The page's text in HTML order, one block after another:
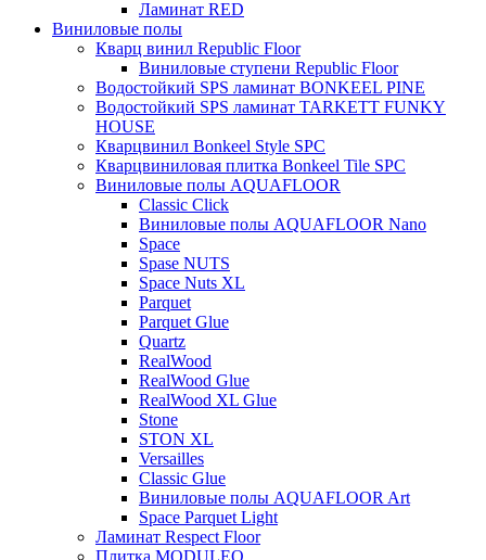
Ламинат RED
Виниловые полы
Кварц винил Republic Floor
Виниловые ступени Republic Floor
Водостойкий SPS ламинат BONKEEL PINE
Водостойкий SPS ламинат TARKETT FUNKY
HOUSE
Кварцвинил Bonkeel Style SPC
Кварцвиниловая плитка Bonkeel Tile SPC
Виниловые полы AQUAFLOOR
Classic Click
Виниловые полы AQUAFLOOR Nano
Space
Spase NUTS
Space Nuts XL
Parquet
Parquet Glue
Quartz
RealWood
RealWood Glue
RealWood XL Glue
Stone
STON XL
Versailles
Classic Glue
Виниловые полы AQUAFLOOR Art
Space Parquet Light
Ламинат Respect Floor
Плитка MODULEO